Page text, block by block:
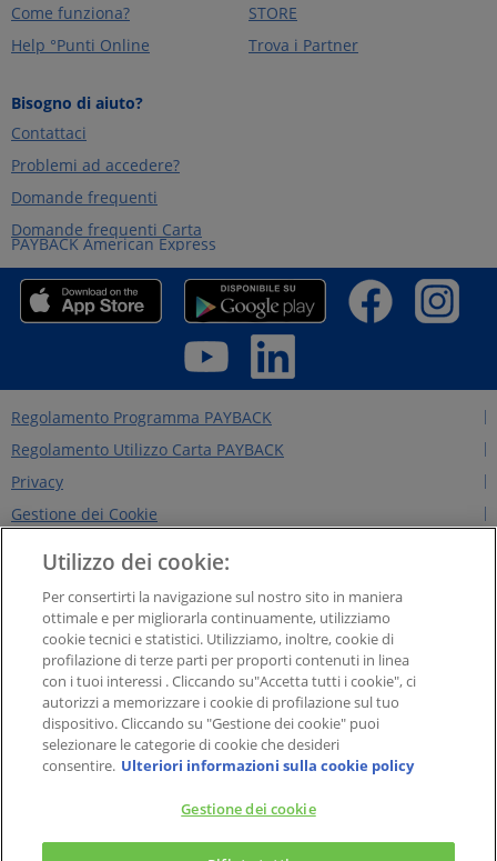
Come funziona?
Help °Punti Online
STORE
Trova i Partner
Bisogno di aiuto?
Contattaci
Problemi ad accedere?
Domande frequenti
Domande frequenti Carta
PAYBACK American Express
Regolamento Programma PAYBACK
Regolamento Utilizzo Carta PAYBACK
Privacy
Gestione dei Cookie
Contattaci
Chi siamo
NEWS&INTERVISTE
PAYBACK GROUP
Concorsi PAYBACK
Extra
PAYBACK Italia S.r.l. - Società a responsabilità limitata con socio unico, Soggetta
Utilizzo dei cookie:
Per consertirti la navigazione sul nostro sito in maniera
ottimale e per migliorarla continuamente, utilizziamo
cookie tecnici e statistici. Utilizziamo, inoltre, cookie di
profilazione di terze parti per proporti contenuti in linea
con i tuoi interessi . Cliccando su"Accetta tutti i cookie", ci
autorizzi a memorizzare i cookie di profilazione sul tuo
dispositivo. Cliccando su "Gestione dei cookie" puoi
selezionare le categorie di cookie che desideri
consentire. Ulteriori informazioni sulla cookie policy
Gestione dei cookie